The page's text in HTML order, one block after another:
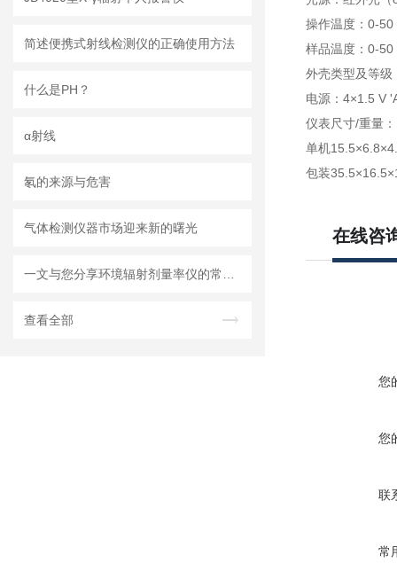
简述便携式射线检测仪的正确使用方法
什么是PH？
α射线
氡的来源与危害
气体检测仪器市场迎来新的曙光
查看全部
操作温度：0-
样品温度：0-
外壳类型及等级
电源：4×1.5 V
仪表尺寸/重量：
单机
包装
在线咨
您
您
联
常